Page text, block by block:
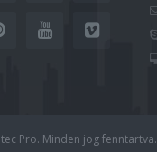
Pro. Minden jog fenntartva.